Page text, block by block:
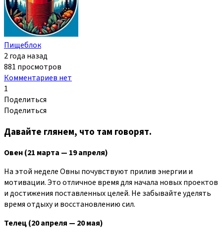
Пищеблок
2 года назад
881 просмотров
Комментариев нет
1
Поделиться
Поделиться
Давайте глянем, что там говорят.
Овен (21 марта — 19 апреля)
На этой неделе Овны почувствуют прилив энергии и
мотивации. Это отличное время для начала новых проектов
и достижения поставленных целей. Не забывайте уделять
время отдыху и восстановлению сил.
Телец (20 апреля — 20 мая)